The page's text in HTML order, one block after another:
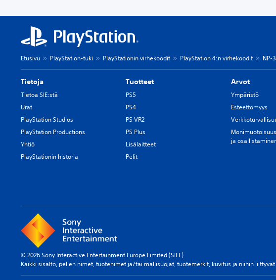
Etusivu PlayStation-tuki PlayStationin virhekoodit PlayStation 4:n virhekoodit NP-
Tietoja
Tietoa SIE:stä
Urat
PlayStation Studios
PlayStation Productions
Yhtiö
PlayStationin historia
Tuotteet
PS5
PS4
PS VR2
PS Plus
Lisälaitteet
Pelit
Arvot
Ympäristö
Esteettömyys
ja
© 2026 Sony Interactive Entertainment Europe Limited (SIEE)
Kaikki sisältö, pelien nimet, tuotenimet ja/tai mallisuojat, tuotemerkit, kuvitus ja niihin